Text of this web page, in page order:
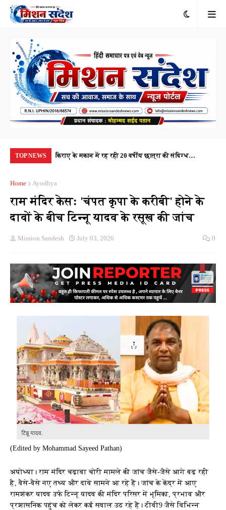
TOP NEWS
किराए के मकान में रह रही 20 वर्षीय छात्रा की संदिग्ध
यूपी-112 की आपातकालीन सेवा पर उठे सवाल, दो दिन बाद भी
Home
Ayodhya
राम मंदिर केस: 'चंपत कृपा के करीबी' होने के
दावों के बीच टिन्नू यादव के रसूख की जांच
Mission Sandesh July 03, 2026 0
(Edited by Mohammad Sayeed Pathan)
अयोध्या। राम मंदिर चढ़ावा चोरी मामले की जांच जैसे-जैसे आगे बढ़ रही
है, वैसे-वैसे नए तथ्य और दावे सामने आ रहे हैं। जांच के केंद्र में आए
रामशंकर यादव उर्फ टिन्नू यादव की मंदिर परिसर में भूमिका, प्रभाव और
प्रशासनिक पहुंच को लेकर कई सवाल उठ रहे हैं। टीवी9 जैसे विभिन्न